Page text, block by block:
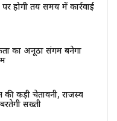
होगी तय समय में कार्रवाई
का अनूठा संगम बनेगा
कड़ी चेतावनी, राजस्व
सख्ती